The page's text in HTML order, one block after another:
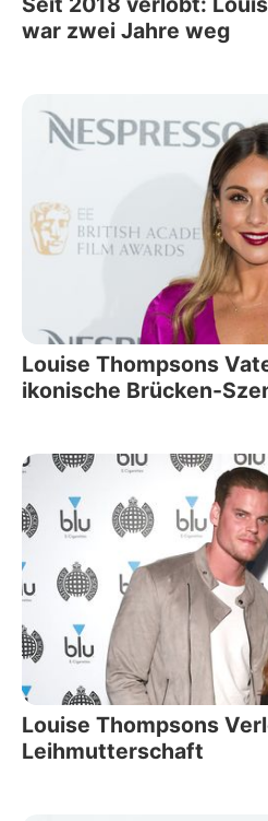
war zwei Jahre weg
Louise Thompsons
ikonische Brücken-
Louise Thompsons
Leihmutterschaft